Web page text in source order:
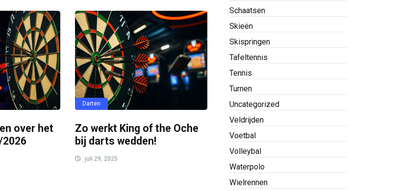
over het
Darten
Zo werkt King of the Oche
bij darts wedden!
juli 29, 2025
Schaatsen
Skieën
Skispringen
Tafeltennis
Tennis
Turnen
Uncategorized
Veldrijden
Voetbal
Volleybal
Waterpolo
Wielrennen